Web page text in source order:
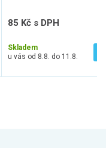
85 Kč s DPH
Skladem
u vás od 8.8. do 11.8.